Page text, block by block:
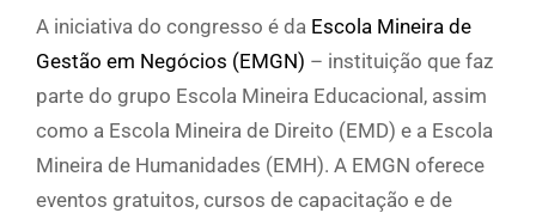
A iniciativa do congresso é da Escola Mineira de
Gestão em Negócios (EMGN) – instituição que faz
parte do grupo Escola Mineira Educacional, assim
como a Escola Mineira de Direito (EMD) e a Escola
Mineira de Humanidades (EMH). A EMGN oferece
eventos gratuitos, cursos de capacitação e de